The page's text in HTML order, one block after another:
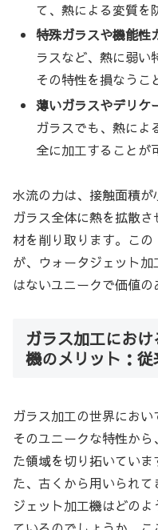
て、熱による変質を
特殊ガラスや機能性
ラスなど、熱に弱い
その特性を損なうこ
薄いガラスやデリケ
ガラスでも、熱によ
全に加工することが
水流の力は、接触面積が
ガラス全体に熱を拡散
材を削り取ります。こ
が、ウォータジェット
はないユニークで価値の
ガラス加工にお
機のメリット：
ガラス加工の世界におい
そのユニークな特性か
た領域を切り拓いてい
た、古くから用いられ
ジェット加工機はどの